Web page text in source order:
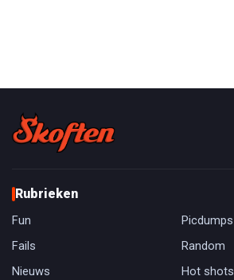
Rubrieken
Fun
Picdumps
Fails
Random
Nieuws
Hot shots